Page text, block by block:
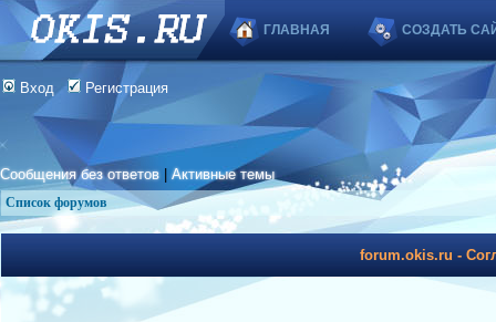
ГЛАВНАЯ СОЗДАТЬ
Вход Регистрация
Сообщения без ответов |Активные темы
Список форумов
forum.okis.ru -